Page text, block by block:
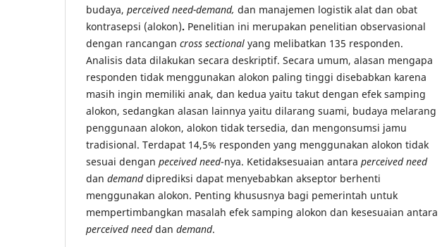
budaya, perceived need-demand, dan manajemen logistik alat dan obat
kontrasepsi (alokon). Penelitian ini merupakan penelitian observasional
dengan rancangan cross sectional yang melibatkan 135 responden.
Analisis data dilakukan secara deskriptif. Secara umum, alasan mengapa
responden tidak menggunakan alokon paling tinggi disebabkan karena
masih ingin memiliki anak, dan kedua yaitu takut dengan efek samping
alokon, sedangkan alasan lainnya yaitu dilarang suami, budaya melarang
penggunaan alokon, alokon tidak tersedia, dan mengonsumsi jamu
tradisional. Terdapat 14,5% responden yang menggunakan alokon tidak
sesuai dengan peceived need-nya. Ketidaksesuaian antara perceived need
dan demanddiprediksi dapat menyebabkan akseptor berhenti
menggunakan alokon. Penting khususnya bagi pemerintah untuk
mempertimbangkan masalah efek samping alokon dan kesesuaian antara
perceived needdan demand.